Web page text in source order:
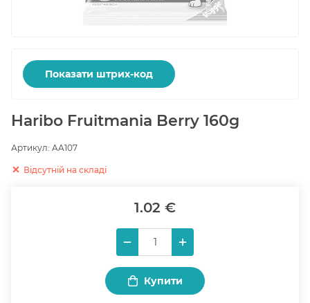
Показати штрих-код
Haribo Fruitmania Berry 160g
Артикул: AA107
Відсутній на складі
1.02 €
Купити